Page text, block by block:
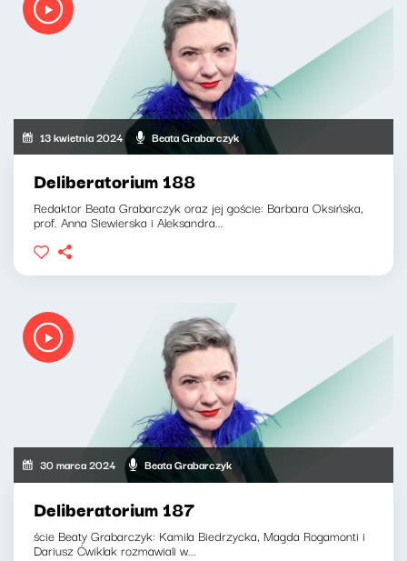
13 kwietnia 2024 Beata Grabarczyk
Deliberatorium 188
Redaktor Beata Grabarczyk oraz jej goście: Barbara Oksińska,
prof. Anna Siewierska i Aleksandra...
30 marca 2024 Beata Grabarczyk
Deliberatorium 187
ście Beaty Grabarczyk: Kamila Biedrzycka, Magda Rogamonti i
Dariusz Ćwiklak rozmawiali w...